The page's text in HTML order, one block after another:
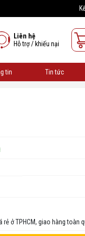
ở TPHCM, giao hàng toàn
Liên hệ
Hỗ trợ / khiếu nại
tin Tin tức